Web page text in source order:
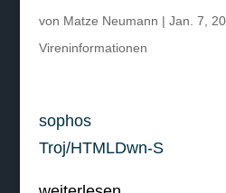
von Matze Neumann | Jan. 7,
Vireninformationen
sophos
Troj/HTMLDwn-S